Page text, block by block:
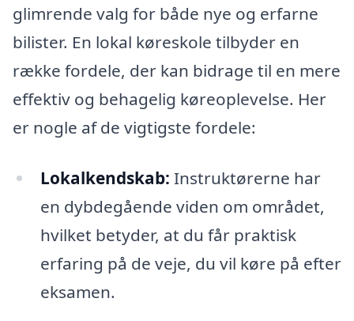
glimrende valg for både nye og erfarne
bilister. En lokal køreskole tilbyder en
række fordele, der kan bidrage til en mere
effektiv og behagelig køreoplevelse. Her
er nogle af de vigtigste fordele:
Lokalkendskab: Instruktørerne har
en dybdegående viden om området,
hvilket betyder, at du får praktisk
erfaring på de veje, du vil køre på efter
eksamen.